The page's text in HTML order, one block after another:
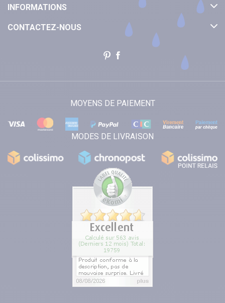
INFORMATIONS
CONTACTEZ-NOUS
MOYENS DE PAIEMENT
MODES DE LIVRAISON